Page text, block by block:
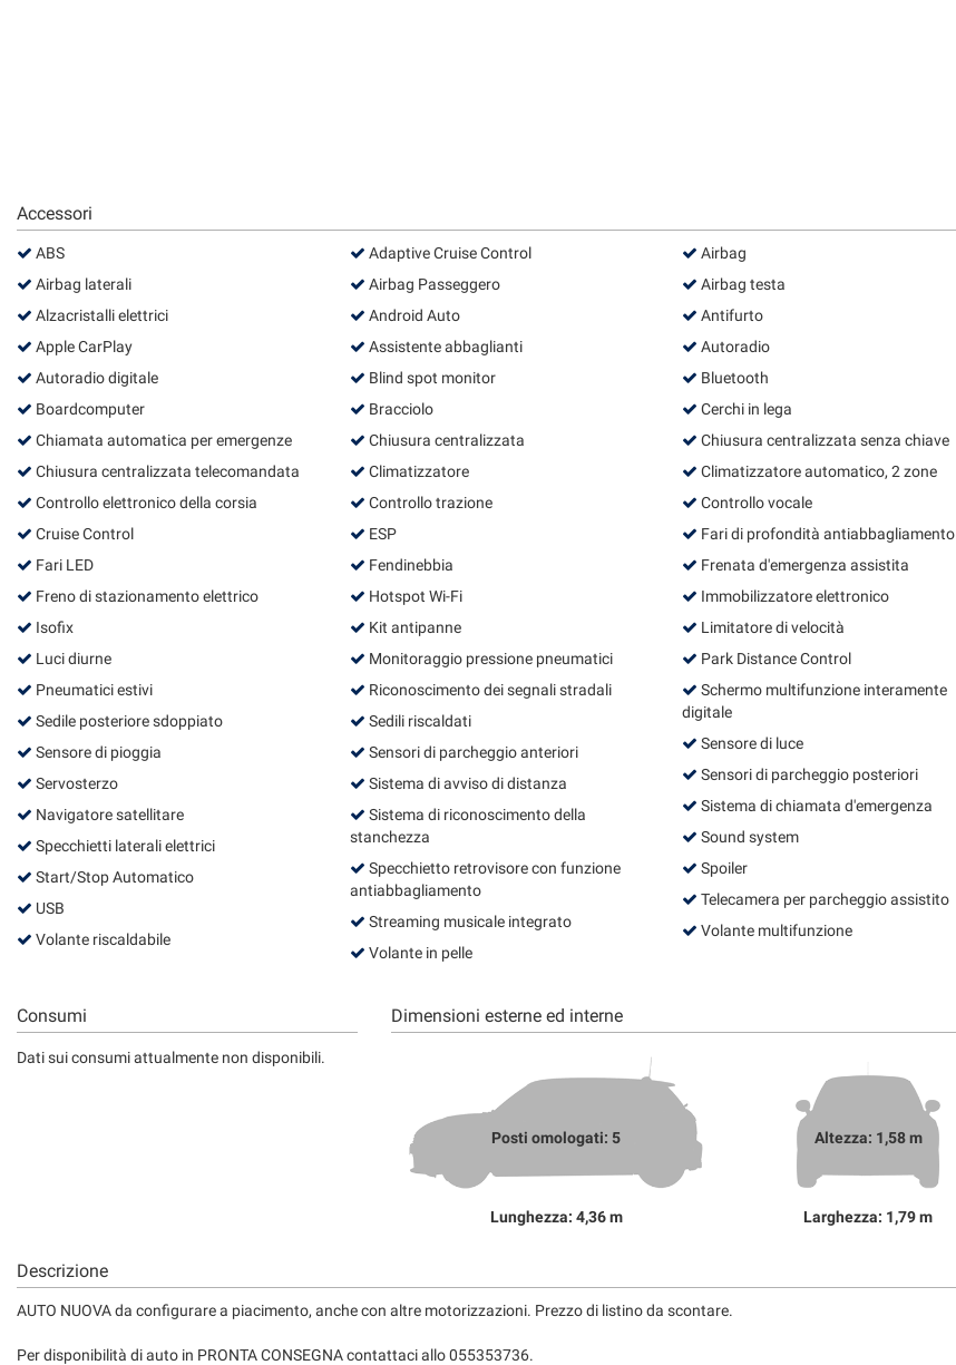
Accessori
ABS
Airbag laterali
Alzacristalli elettrici
Apple CarPlay
Autoradio digitale
Boardcomputer
Chiamata automatica per emergenze
Chiusura centralizzata telecomandata
Controllo elettronico della corsia
Cruise Control
Fari LED
Freno di stazionamento elettrico
Isofix
Luci diurne
Pneumatici estivi
Sedile posteriore sdoppiato
Sensore di pioggia
Servosterzo
Navigatore satellitare
Specchietti laterali elettrici
Start/Stop Automatico
USB
Volante riscaldabile
Adaptive Cruise Control
Airbag Passeggero
Android Auto
Assistente abbaglianti
Blind spot monitor
Bracciolo
Chiusura centralizzata
Climatizzatore
Controllo trazione
ESP
Fendinebbia
Hotspot Wi-Fi
Kit antipanne
Monitoraggio pressione pneumatici
Riconoscimento dei segnali stradali
Sedili riscaldati
Sensori di parcheggio anteriori
Sistema di avviso di distanza
Sistema di riconoscimento della
stanchezza
Specchietto retrovisore con funzione
antiabbagliamento
Streaming musicale integrato
Volante in pelle
Airbag
Airbag testa
Antifurto
Autoradio
Bluetooth
Cerchi in lega
Chiusura centralizzata senza chiave
Climatizzatore automatico, 2 zone
Controllo vocale
Fari di profondità antiabbagliamento
Frenata d'emergenza assistita
Immobilizzatore elettronico
Limitatore di velocità
Park Distance Control
Schermo multifunzione interamente
digitale
Sensore di luce
Sensori di parcheggio posteriori
Sistema di chiamata d'emergenza
Sound system
Spoiler
Telecamera per parcheggio assistito
Volante multifunzione
Consumi
Dati sui consumi attualmente non disponibili.
Dimensioni esterne ed interne
Posti omologati: 5
Lunghezza: 4,36 m
Altezza: 1,58 m
Larghezza: 1,79 m
Descrizione
AUTO NUOVA da configurare a piacimento, anche con altre motorizzazioni. Prezzo di listino da scontare.
Per disponibilità di auto in PRONTA CONSEGNA contattaci allo 055353736.
Puoi
rivedere
modificare
le
scelte
in
qualsiasi
Cookie delle preferenze
Cookie per il miglioramento dell'esperienza utente
Cookie analitici
Cookie di marketing